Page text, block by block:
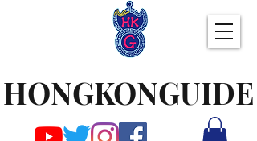
HONGKONGUIDE